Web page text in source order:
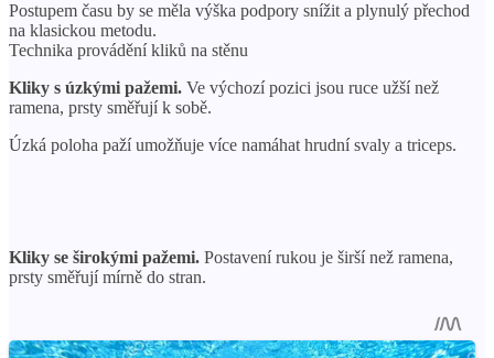
Postupem času by se měla výška podpory snížit a plynulý přechod
na klasickou metodu.
Technika provádění kliků na stěnu
Kliky s úzkými pažemi. Ve výchozí pozici jsou ruce užší než
ramena, prsty směřují k sobě.
Úzká poloha paží umožňuje více namáhat hrudní svaly a triceps.
Kliky se širokými pažemi. Postavení rukou je širší než ramena,
prsty směřují mírně do stran.